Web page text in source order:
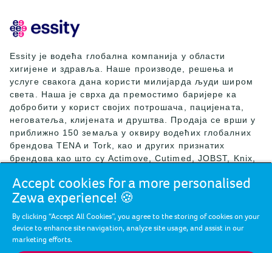
Essity је водећа глобална компанија у области
хигијене и здравља. Наше производе, решења и
услуге свакога дана користи милијарда људи широм
света. Наша је сврха да премостимо баријере ка
добробити у корист својих потрошача, пацијената,
неговатеља, клијената и друштва. Продаја се врши у
приближно 150 земаља у оквиру водећих глобалних
брендова TENA и Tork, као и других признатих
брендова као што су Actimove, Cutimed, JOBST, Knix,
Nosotras, Saba, Tempo, TOM Organic и Zewa. Током
2024. године, компанија Essity је остварила нето
милијарди EUR), а запошљавала је 36.000 људи.
Седиште компаније Essity се налази у Стокхолму, у
Accept cookies for a more personalised
Zewa experience! 🍪
By clicking “Accept All Cookies”, you agree to the storing of cookies on your
device to enhance site navigation, analyze site usage, and assist in our
marketing efforts.